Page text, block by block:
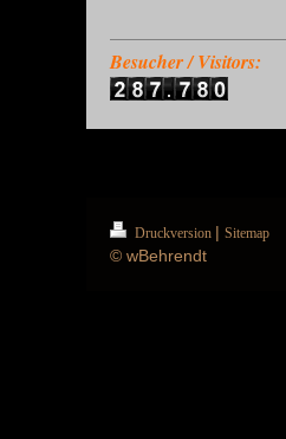
Besucher / Visitors:
Druckversion | Sitemap
© wBehrendt